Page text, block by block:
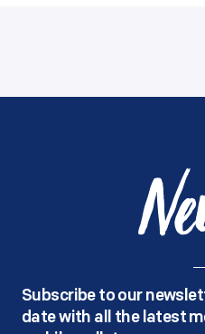
Subscribe to our
date with all the latest